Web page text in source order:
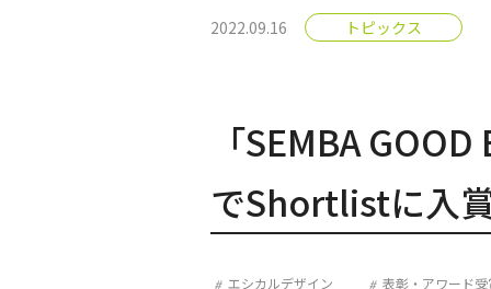
2022.09.16 トピックス
「SEMBA
でShortlistに入賞
エシカルデザイン 表彰・アワード受